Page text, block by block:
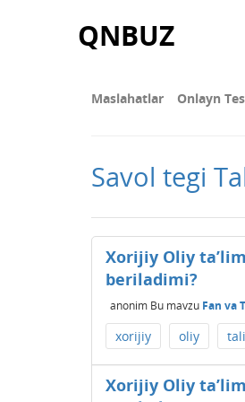
QNBUZ
Maslahatlar Onlayn
Savol tegi
Xorijiy Oliy
beriladimi?
anonim Bu mavzu Fan va
xorijiy oliy
Xorijiy Oliy